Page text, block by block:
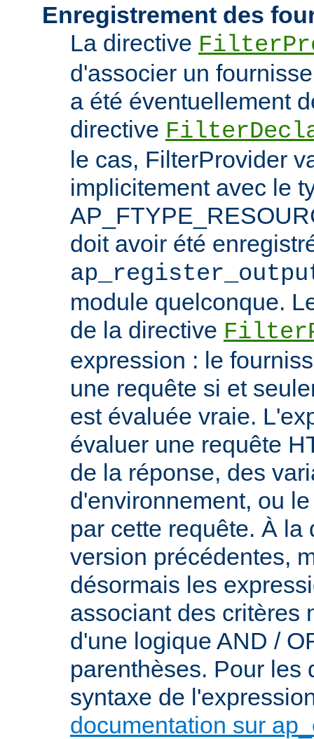
Enregistrement des
La directive
d'associer un
a été éventuellement
directive
le cas, FilterProvider
implicitement avec le
doit avoir été
module quelconque.
de la directive
expression : le
une requête si et
est évaluée vraie.
évaluer une requête
de la réponse, des
d'environnement, ou
par cette requête. À la
version précédentes,
désormais les
associant des critères
d'une logique AND /
parenthèses. Pour les
syntaxe de
documentation sur